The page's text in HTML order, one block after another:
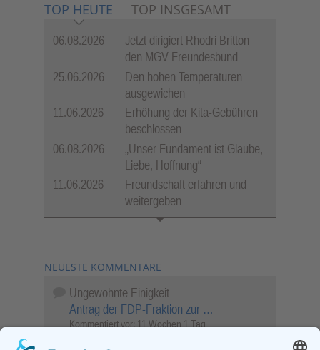
TOP HEUTE TOP INSGESAMT
06.08.2026
Jetzt dirigiert Rhodri Britton
den MGV Freundesbund
25.06.2026
Den hohen Temperaturen
ausgewichen
11.06.2026
Erhöhung der Kita-Gebühren
beschlossen
06.08.2026
„Unser Fundament ist Glaube,
Liebe, Hoffnung“
11.06.2026
Freundschaft erfahren und
weitergeben
NEUESTE KOMMENTARE
Ungewohnte Einigkeit
Antrag der FDP-Fraktion zur …
Kommentiert vor: 11 Wochen 1 Tag